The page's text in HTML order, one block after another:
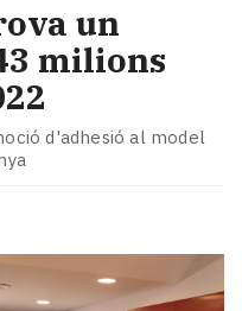
un
milions
d'adhesió al model